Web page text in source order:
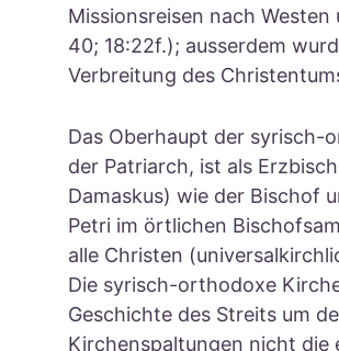
Missionsreisen nach
40; 18:22f.); ausserdem
Verbreitung des
Das Oberhaupt der syrisch-
der Patriarch, ist als
Damaskus) wie der Bischof
Petri im örtlichen
alle Christen
Die syrisch-orthodoxe
Geschichte des Streits um
Kirchenspaltungen nicht die